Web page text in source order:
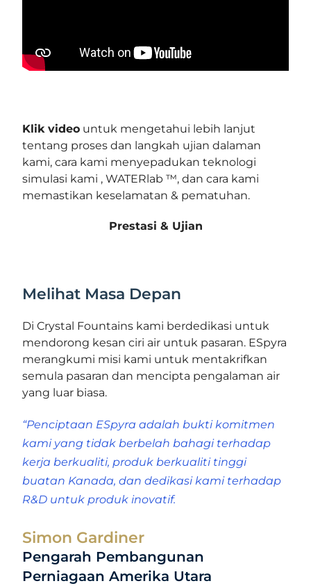
Klik video untuk mengetahui lebih lanjut
tentang proses dan langkah ujian dalaman
kami, cara kami menyepadukan teknologi
simulasi kami , WATERlab ™,dan cara kami
memastikan keselamatan & pematuhan.
Prestasi & Ujian
Melihat Masa Depan
Di Crystal Fountains kami berdedikasi untuk
mendorong kesan ciri air untuk pasaran. ESpyra
merangkumi misi kami untuk mentakrifkan
semula pasaran dan mencipta pengalaman air
yang luar biasa.
“Penciptaan ESpyra adalah bukti komitmen
kami yang tidak berbelah bahagi terhadap
kerja berkualiti, produk berkualiti tinggi
buatan Kanada, dan dedikasi kami terhadap
R&D untuk produk inovatif.
Simon Gardiner
Pengarah Pembangunan
Perniagaan Amerika Utara